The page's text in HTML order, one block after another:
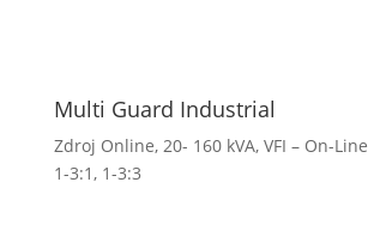
Multi Guard Industrial
Zdroj Online, 20- 160 kVA, VFI – On-Line
1-3:1, 1-3:3